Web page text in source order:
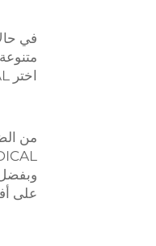
اختر XIEHE MEDICAL كمزود لخدمات الرعاية. نحن هنا لدعمكم في حالة الطوارئ.
من
على